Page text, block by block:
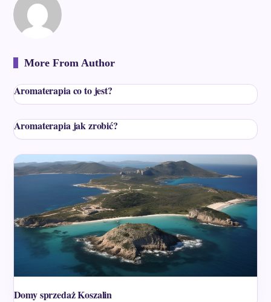
More From Author
Aromaterapia co to jest?
Aromaterapia jak zrobić?
Domy sprzedaż Koszalin